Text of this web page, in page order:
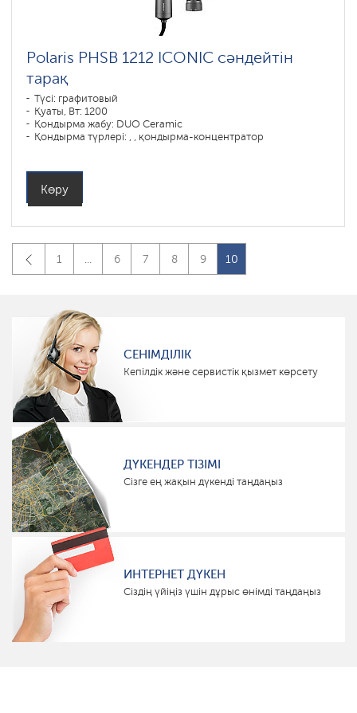
Polaris PHSB 1212 ICONIC сәндейтін
тарақ
Түсі: графитовый
Қуаты, Вт: 1200
Қондырма жабу: DUO Ceramic
Қондырма түрлері: , , қондырма-концентратор
Көру
1 ... 6 7 8 9 10
СЕНІМДІЛІК
Кепілдік және сервистік қызмет көрсету
ДҮКЕНДЕР ТІЗІМІ
Сізге ең жақын дүкенді таңдаңыз
ИНТЕРНЕТ ДҮКЕН
Сіздің үйіңіз үшін дұрыс өнімді таңдаңыз